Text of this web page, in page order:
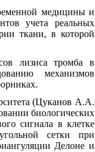
медицины и
учета реальных
ткани, в которой
лизиса тромба в
механизмов
(Цуканов А.А.
биологических
сигнала в клетке
сетки при
Делоне и